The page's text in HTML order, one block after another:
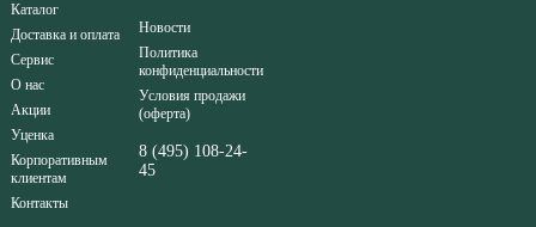
Каталог
Доставка и оплата
Сервис
О нас
Акции
Уценка
Корпоративным
клиентам
Контакты
Новости
Политика
конфиденциальности
Условия продажи
(оферта)
8 (495) 108-24-
45